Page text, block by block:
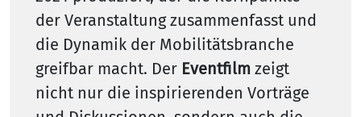
der Veranstaltung zusammenfasst und
die Dynamik der Mobilitätsbranche
greifbar macht. Der Eventfilm zeigt
nicht nur die inspirierenden Vorträge